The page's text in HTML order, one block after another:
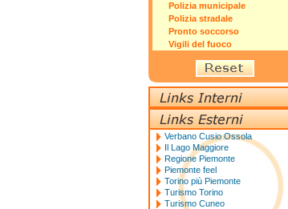
Polizia municipale
Polizia stradale
Pronto soccorso
Vigili del fuoco
Verbano Cusio Ossola
Il Lago Maggiore
Regione Piemonte
Piemonte feel
Torino più Piemonte
Turismo Torino
Turismo Cuneo